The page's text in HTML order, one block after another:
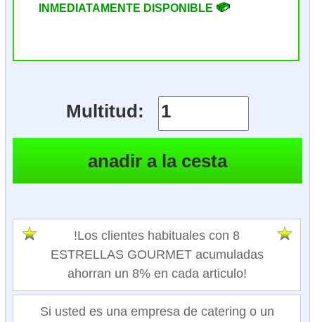
INMEDIATAMENTE DISPONIBLE
Multitud:
!Los clientes habituales con 8
ESTRELLAS GOURMET acumuladas
ahorran un 8% en cada articulo!
Si usted es una empresa de catering o un